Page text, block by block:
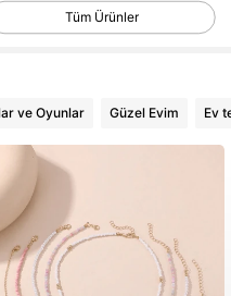
Tüm Ürünler
ve Oyunlar Güzel Evim Ev